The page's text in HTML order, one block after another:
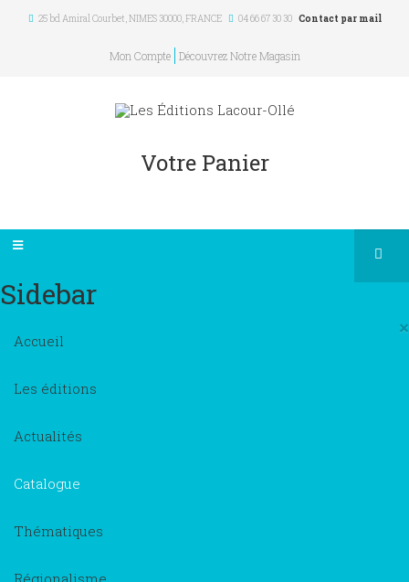
25 bd Amiral Courbet, NIMES 30000,FRANCE 04 66 67 30 30 Contact par mail
Mon Compte Découvrez Notre Magasin
Votre Panier
Sidebar
×
Accueil
Les éditions
Actualités
Catalogue
Thématiques